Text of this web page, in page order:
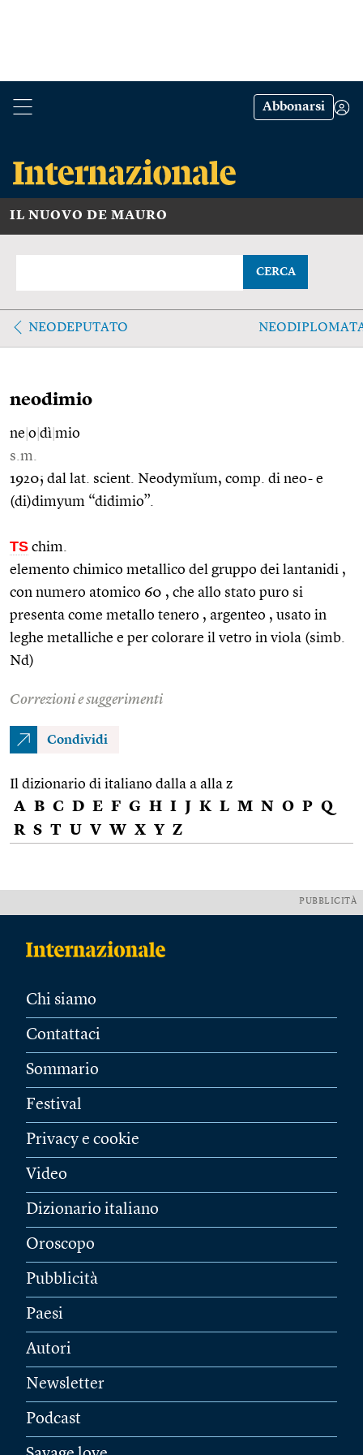
Abbonarsi
IL NUOVO DE MAURO
CERCA
NEODEPUTATO
neodimio
ne o dì mio
s.m.
1920; dal lat. scient. Neodymĭum, comp. di neo- e
(di)dimyum “didimio”.
TS chim.
elemento chimico metallico del gruppo dei lantanidi ,
con numero atomico 60 , che allo stato puro si
presenta come metallo tenero , argenteo , usato in
leghe metalliche e per colorare il vetro in viola (simb.
Nd)
Correzioni e suggerimenti
Condividi
Il dizionario di italiano dalla a alla z
A B C D E F G H I J K L M N O P Q
R S T U V W X Y Z
PUBBLICITÀ
Chi siamo
Contattaci
Sommario
Festival
Privacy e cookie
Video
Dizionario italiano
Oroscopo
Pubblicità
Paesi
Autori
Newsletter
Podcast